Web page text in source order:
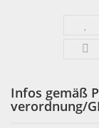
Infos gemäß
verordnung/